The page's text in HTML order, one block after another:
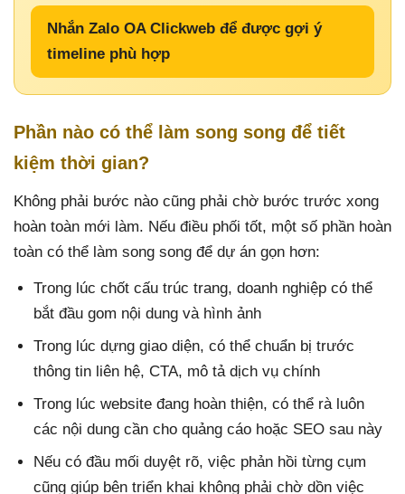
Nhắn Zalo OA Clickweb để được gợi ý
timeline phù hợp
Phần nào có thể làm song song để tiết
kiệm thời gian?
Không phải bước nào cũng phải chờ bước trước xong
hoàn toàn mới làm. Nếu điều phối tốt, một số phần hoàn
toàn có thể làm song song để dự án gọn hơn:
Trong lúc chốt cấu trúc trang, doanh nghiệp có thể
bắt đầu gom nội dung và hình ảnh
Trong lúc dựng giao diện, có thể chuẩn bị trước
thông tin liên hệ, CTA, mô tả dịch vụ chính
Trong lúc website đang hoàn thiện, có thể rà luôn
các nội dung cần cho quảng cáo hoặc SEO sau này
Nếu có đầu mối duyệt rõ, việc phản hồi từng cụm
cũng giúp bên triển khai không phải chờ dồn việc